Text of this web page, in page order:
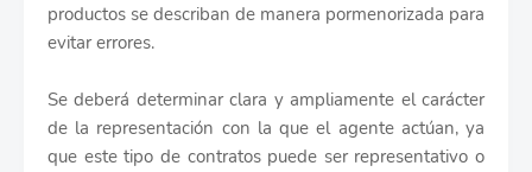
productos se describan de manera pormenorizada para
evitar errores.
Se deberá determinar clara y ampliamente el carácter
de la representación con la que el agente actúan, ya
que este tipo de contratos puede ser representativo o